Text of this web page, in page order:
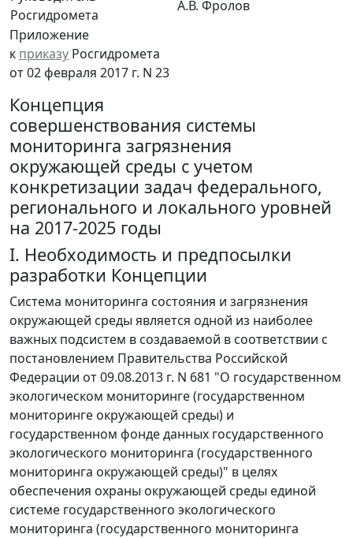
Росгидромета
А.В. Фролов
Приложение
к приказу Росгидромета
от 02 февраля 2017 г. N 23
Концепция
совершенствования системы
мониторинга загрязнения
окружающей среды с учетом
конкретизации задач федерального,
регионального и локального уровней
на 2017-2025 годы
I. Необходимость и предпосылки
разработки Концепции
Система мониторинга состояния и загрязнения
окружающей среды является одной из наиболее
важных подсистем в создаваемой в соответствии с
постановлением Правительства Российской
Федерации от 09.08.2013 г. N 681 "О государственном
экологическом мониторинге (государственном
мониторинге окружающей среды) и
государственном фонде данных государственного
экологического мониторинга (государственного
мониторинга окружающей среды)" в целях
обеспечения охраны окружающей среды единой
системе государственного экологического
мониторинга (государственного мониторинга